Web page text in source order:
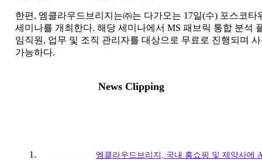
한편, 엠클라우드브리지는㈜는 다가오는 17일(수) 포스코
세미나를 개최한다. 해당 세미나에서 MS 패브릭 통합 분석
임직원, 업무 및 조직 관리자를 대상으로 무료로 진행되며
가능하다.
News Clipping
엠클라우드브리지, 국내 홈쇼핑 및 제약사에